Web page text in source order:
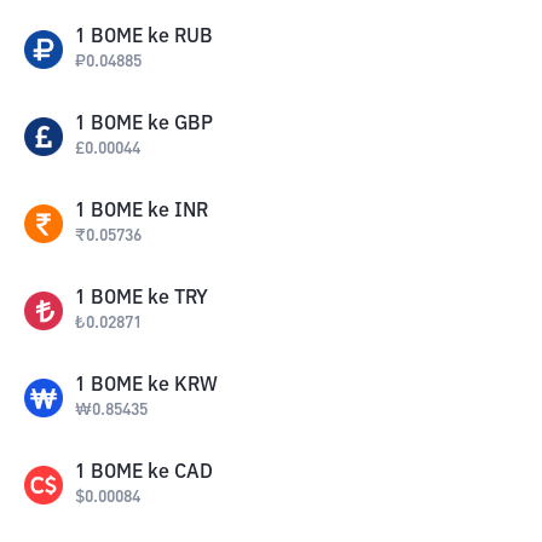
1 BOME ke RUB
₽0.04885
1 BOME ke GBP
£0.00044
1 BOME ke INR
₹0.05736
1 BOME ke TRY
₺0.02871
1 BOME ke KRW
₩0.85435
1 BOME ke CAD
$0.00084